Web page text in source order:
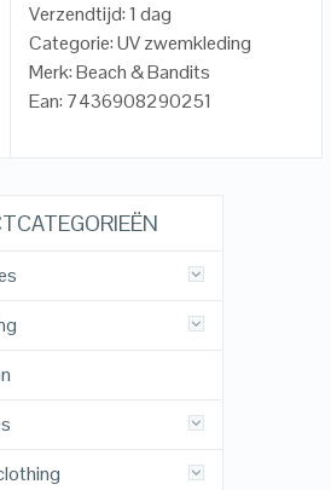
Verzendtijd: 1 dag
Categorie: UV zwemkleding
Merk: Beach & Bandits
Ean: 7436908290251